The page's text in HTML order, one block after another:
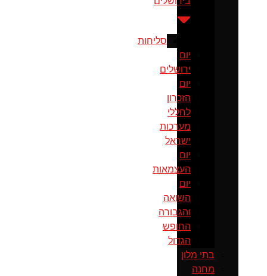
סליחות
יום
ירושלים
יום
הזכרון
לחללי
מערכות
ישראל
יום
העצמאות
יום
השואה
והגבורה
החופש
הגדול
בתי מלון
מחנה